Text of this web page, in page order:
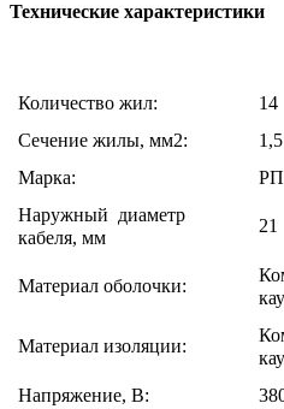
Технические характеристики
Количество жил:
14
Сечение жилы, мм2:
1,5
Марка:
Наружный диаметр
кабеля, мм
21
Материал оболочки:
Материал изоляции:
Напряжение, В: